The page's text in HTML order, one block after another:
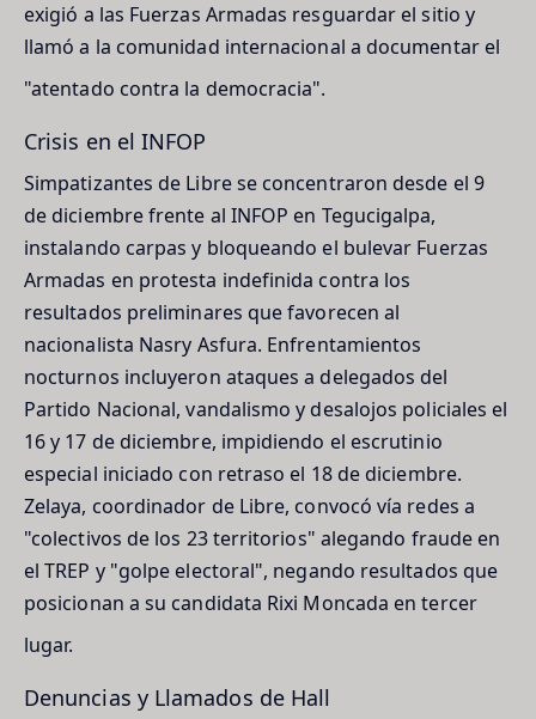
exigió a las Fuerzas Armadas resguardar el sitio y
llamó a la comunidad internacional a documentar el
"atentado contra la democracia".
Crisis en el INFOP
Simpatizantes de Libre se concentraron desde el 9
de diciembre frente al INFOP en Tegucigalpa,
instalando carpas y bloqueando el bulevar Fuerzas
Armadas en protesta indefinida contra los
resultados preliminares que favorecen al
nacionalista Nasry Asfura. Enfrentamientos
nocturnos incluyeron ataques a delegados del
Partido Nacional, vandalismo y desalojos policiales el
16 y 17 de diciembre, impidiendo el escrutinio
especial iniciado con retraso el 18 de diciembre.
Zelaya, coordinador de Libre, convocó vía redes a
"colectivos de los 23 territorios" alegando fraude en
el TREP y "golpe electoral", negando resultados que
posicionan a su candidata Rixi Moncada en tercer
lugar.
Denuncias y Llamados de Hall